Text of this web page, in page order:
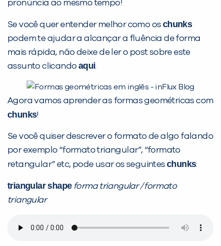
pronúncia ao mesmo tempo!
Se você quer entender melhor como os chunks
podem te ajudar a alcançar a fluência de forma
mais rápida, não deixe de ler o post sobre este
assunto clicando aqui.
Agora vamos aprender as formas geométricas com
chunks!
Se você quiser descrever o formato de algo falando
por exemplo “formato triangular”, “formato
retangular” etc, pode usar os seguintes chunks:
triangular shapeforma triangular / formato
triangular
Desculpe!
Não encontramos nenhuma unidade
inFlux nesta cidade ou bairro que
você digitou.
Preencha com seus dados abaixo e